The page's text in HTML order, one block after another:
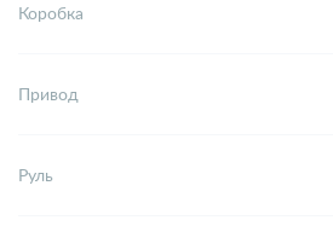
Коробка
Привод
Руль